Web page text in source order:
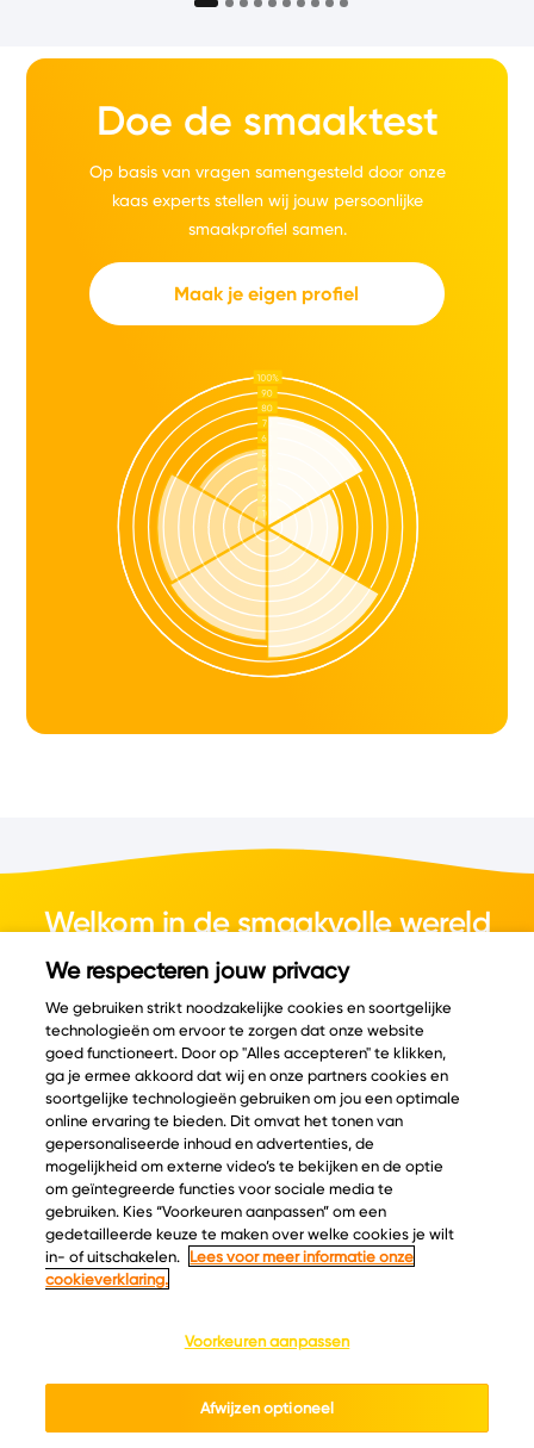
Doe de smaaktest
Op basis van vragen samengesteld door onze
kaas experts stellen wij jouw persoonlijke
smaakprofiel samen.
Maak je eigen profiel
Welkom in de smaakvolle wereld
van kaas.
© Copyright 2026 Velder
Inspiratie
Kaascatalogus
Recepten
Kaasplankjes
Blog
Informatie
Over ons
Ontdek
Keurmerken
We respecteren jouw privacy
We gebruiken strikt noodzakelijke cookies en soortgelijke
technologieën om ervoor te zorgen dat onze website
goed functioneert. Door op "Alles accepteren" te klikken,
ga je ermee akkoord dat wij en onze partners cookies en
soortgelijke technologieën gebruiken om jou een optimale
online ervaring te bieden. Dit omvat het tonen van
gepersonaliseerde inhoud en advertenties, de
mogelijkheid om externe video’s te bekijken en de optie
om geïntegreerde functies voor sociale media te
gebruiken. Kies “Voorkeuren aanpassen” om een
gedetailleerde keuze te maken over welke cookies je wilt
in- of uitschakelen.
Lees voor meer informatie onze
cookieverklaring.
Voorkeuren aanpassen
Afwijzen optioneel